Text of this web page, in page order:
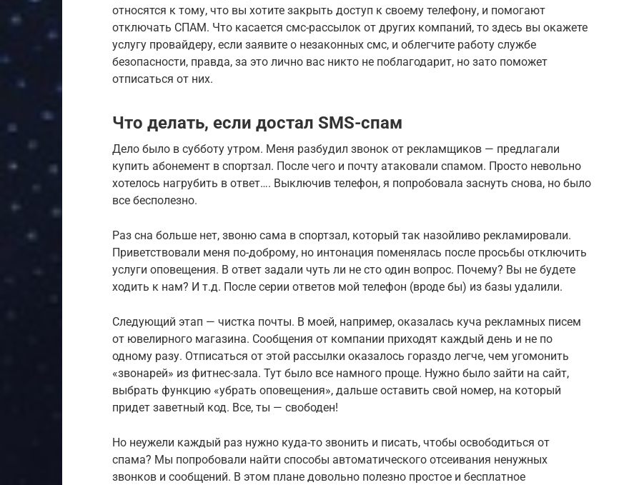
относятся к тому, что вы хотите закрыть доступ к своему телефону, и помогают
отключать СПАМ. Что касается смс-рассылок от других компаний, то здесь вы окажете
услугу провайдеру, если заявите о незаконных смс, и облегчите работу службе
безопасности, правда, за это лично вас никто не поблагодарит, но зато поможет
отписаться от них.
Что делать, если достал SMS-спам
Дело было в субботу утром. Меня разбудил звонок от рекламщиков — предлагали
купить абонемент в спортзал. После чего и почту атаковали спамом. Просто невольно
хотелось нагрубить в ответ…. Выключив телефон, я попробовала заснуть снова, но было
все бесполезно.
Раз сна больше нет, звоню сама в спортзал, который так назойливо рекламировали.
Приветствовали меня по-доброму, но интонация поменялась после просьбы отключить
услуги оповещения. В ответ задали чуть ли не сто один вопрос. Почему? Вы не будете
ходить к нам? И т.д. После серии ответов мой телефон (вроде бы) из базы удалили.
Следующий этап — чистка почты. В моей, например, оказалась куча рекламных писем
от ювелирного магазина. Сообщения от компании приходят каждый день и не по
одному разу. Отписаться от этой рассылки оказалось гораздо легче, чем угомонить
«звонарей» из фитнес-зала. Тут было все намного проще. Нужно было зайти на сайт,
выбрать функцию «убрать оповещения», дальше оставить свой номер, на который
придет заветный код. Все, ты — свободен!
Но неужели каждый раз нужно куда-то звонить и писать, чтобы освободиться от
спама? Мы попробовали найти способы автоматического отсеивания ненужных
звонков и сообщений. В этом плане довольно полезно простое и бесплатное